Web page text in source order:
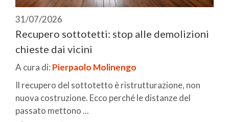
31/07/2026
Recupero sottotetti: stop alle demolizioni
chieste dai vicini
A cura di: Pierpaolo Molinengo
Il recupero del sottotetto è ristrutturazione, non
nuova costruzione. Ecco perché le distanze del
passato mettono ...